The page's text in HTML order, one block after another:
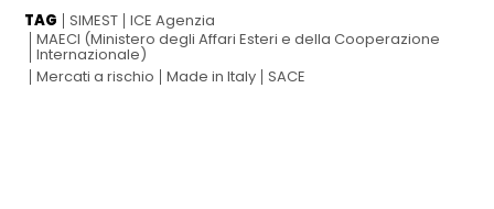
TAG SIMEST ICE Agenzia
MAECI (Ministero degli Affari Esteri e della Cooperazione
Internazionale)
Mercati a rischio
Made in Italy SACE